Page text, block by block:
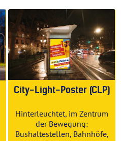
City-Light-Poster (CLP)
Hinterleuchtet, im Zentrum
der Bewegung:
Bushaltestellen, Bahnhöfe,